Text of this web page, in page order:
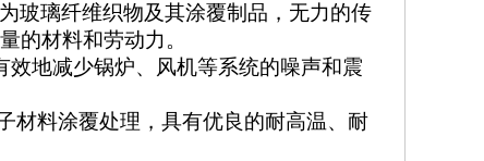
玻璃纤维织物及其涂覆制品，无力的传
的材料和劳动力。
效地减少锅炉、 风机等系统的噪声和震
材料涂覆处理，具有优良的耐高温、耐